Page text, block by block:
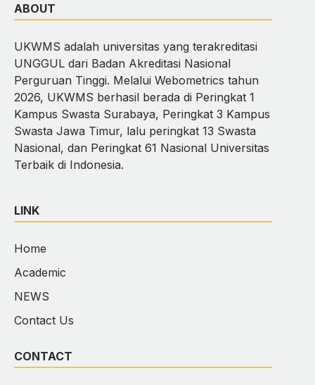
ABOUT
UKWMS adalah universitas yang terakreditasi
UNGGUL dari Badan Akreditasi Nasional
Perguruan Tinggi. Melalui Webometrics tahun
2026, UKWMS berhasil berada di Peringkat 1
Kampus Swasta Surabaya, Peringkat 3 Kampus
Swasta Jawa Timur, lalu peringkat 13 Swasta
Nasional, dan Peringkat 61 Nasional Universitas
Terbaik di Indonesia.
LINK
Home
Academic
NEWS
Contact Us
CONTACT